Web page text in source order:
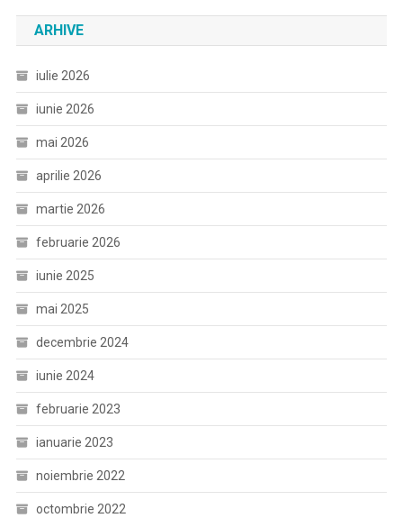
ARHIVE
iulie 2026
iunie 2026
mai 2026
aprilie 2026
martie 2026
februarie 2026
iunie 2025
mai 2025
decembrie 2024
iunie 2024
februarie 2023
ianuarie 2023
noiembrie 2022
octombrie 2022